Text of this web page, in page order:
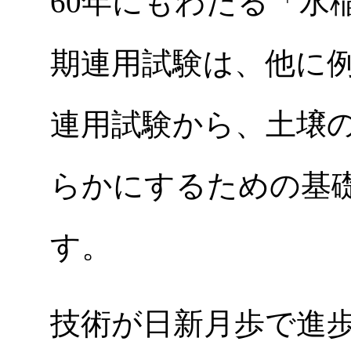
期連用試験は、他に
連用試験から、土壌
らかにするための基
す。
技術が日新月歩で進